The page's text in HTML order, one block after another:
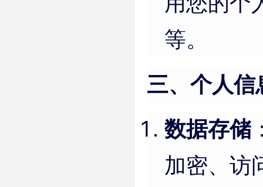
等。
三、个人信
数据存储
加密、访